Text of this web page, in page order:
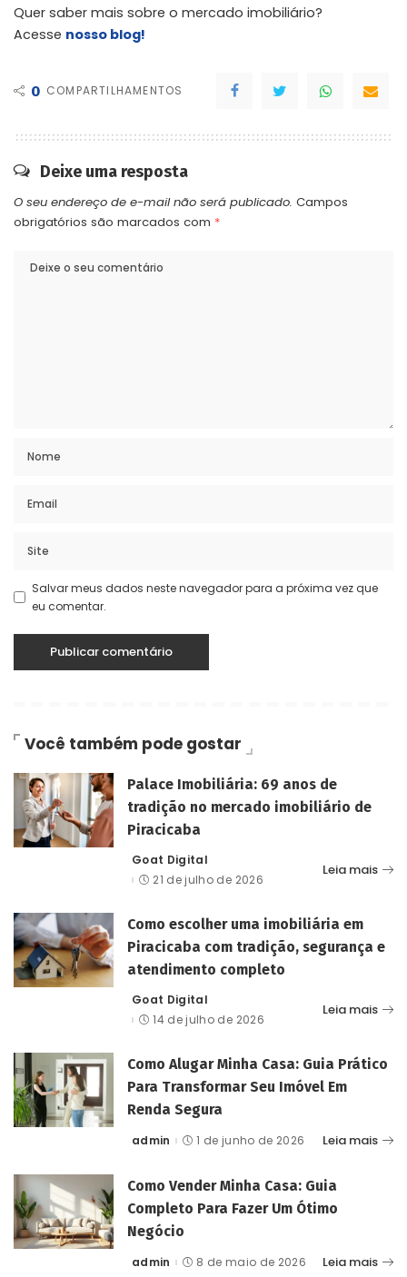
Quer saber mais sobre o mercado imobiliário?
Acesse nosso blog!
0 COMPARTILHAMENTOS
Deixe uma resposta
O seu endereço de e-mail não será publicado. Campos
obrigatórios são marcados com *
Salvar meus dados neste navegador para a próxima vez que
eu comentar.
Você também pode gostar
Palace Imobiliária: 69 anos de
tradição no mercado imobiliário de
Piracicaba
Posted
by
Goat Digital
21 de julho de 2026
Leia mais
Como escolher uma imobiliária em
Piracicaba com tradição, segurança e
atendimento completo
Posted
by
Goat Digital
14 de julho de 2026
Leia mais
Como Alugar Minha Casa: Guia Prático
Para Transformar Seu Imóvel Em
Renda Segura
Posted
admin 1 de junho de 2026 Leia mais
Como Vender Minha Casa: Guia
Completo Para Fazer Um Ótimo
Negócio
Posted
admin 8 de maio de 2026 Leia mais